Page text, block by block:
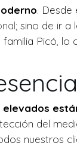
.
; sino de ir a
Picó, lo
del
nuestros